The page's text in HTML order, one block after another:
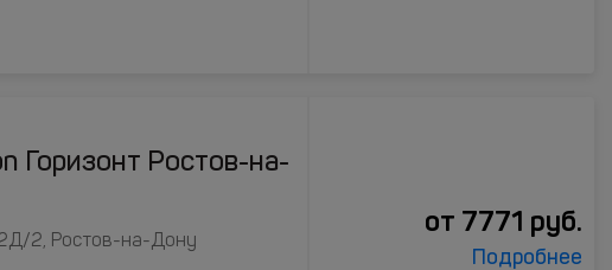
Горизонт Ростов-на-
2, Ростов-на-Дону
от 7771 руб.
Подробнее